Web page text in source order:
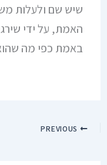
שיש שם ולעלות
האמת, על ידי
באמת כפי מה